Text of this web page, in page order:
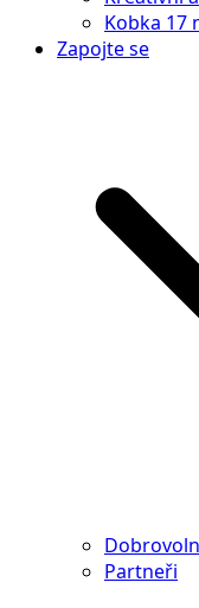
Kobka 17
Zapojte se
Partneři